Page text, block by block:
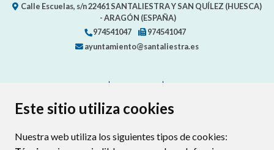
Este sitio utiliza cookies
Nuestra web utiliza los siguientes tipos de cookies:
Calle Escuelas, s/n22461SANTALIESTRA Y SAN QUÍLEZ (HUESCA)
- ARAGÓN (ESPAÑA)
974541047
974541047
ayuntamiento@santaliestra.es
PROTECCIÓN DE DATOS
POLÍTICA DE COOKIES